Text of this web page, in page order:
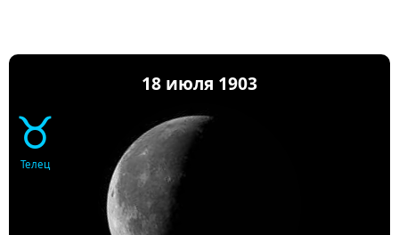
18 июля 1903
♉
Телец